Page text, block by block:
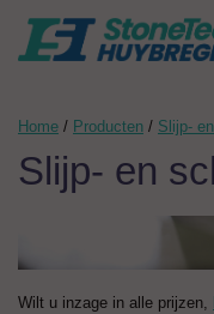
Home / Producten / Slijp-
Slijp- en
Wilt u inzage in alle prijzen,